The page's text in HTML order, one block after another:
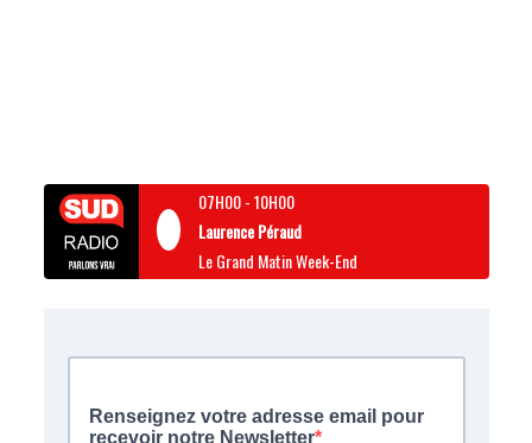
07H00-10H00
Laurence Péraud
Le Grand Matin Week-End